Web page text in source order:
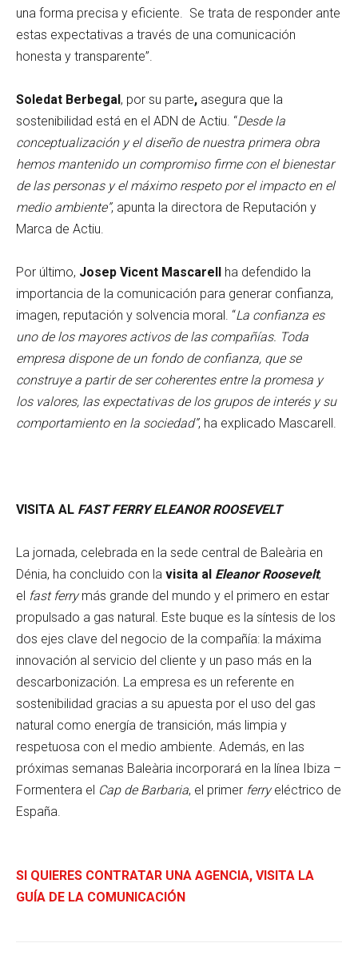
una forma precisa y eficiente. Se trata de responder ante
estas expectativas a través de una comunicación
honesta y transparente”.
Soledat Berbegal, por su parte, asegura que la
sostenibilidad está en el ADN de Actiu. “Desde la
conceptualización y el diseño de nuestra primera obra
hemos mantenido un compromiso firme con el bienestar
de las personas y el máximo respeto por el impacto en el
medio ambiente”, apunta la directora de Reputación y
Marca de Actiu.
Por último, Josep Vicent Mascarell ha defendido la
importancia de la comunicación para generar confianza,
imagen, reputación y solvencia moral. “La confianza es
uno de los mayores activos de las compañías. Toda
empresa dispone de un fondo de confianza, que se
construye a partir de ser coherentes entre la promesa y
los valores, las expectativas de los grupos de interés y su
comportamiento en la sociedad”, ha explicado Mascarell.
VISITA AL FAST FERRY ELEANOR ROOSEVELT
La jornada, celebrada en la sede central de Baleària en
Dénia, ha concluido con la visita al Eleanor Roosevelt,
el fast ferrymás grande del mundo y el primero en estar
propulsado a gas natural. Este buque es la síntesis de los
dos ejes clave del negocio de la compañía: la máxima
innovación al servicio del cliente y un paso más en la
descarbonización. La empresa es un referente en
sostenibilidad gracias a su apuesta por el uso del gas
natural como energía de transición, más limpia y
respetuosa con el medio ambiente. Además, en las
próximas semanas Baleària incorporará en la línea Ibiza –
Formentera el Cap de Barbaria, el primer ferryeléctrico de
España.
SI QUIERES CONTRATAR UNA AGENCIA, VISITA LA
GUÍA DE LA COMUNICACIÓN